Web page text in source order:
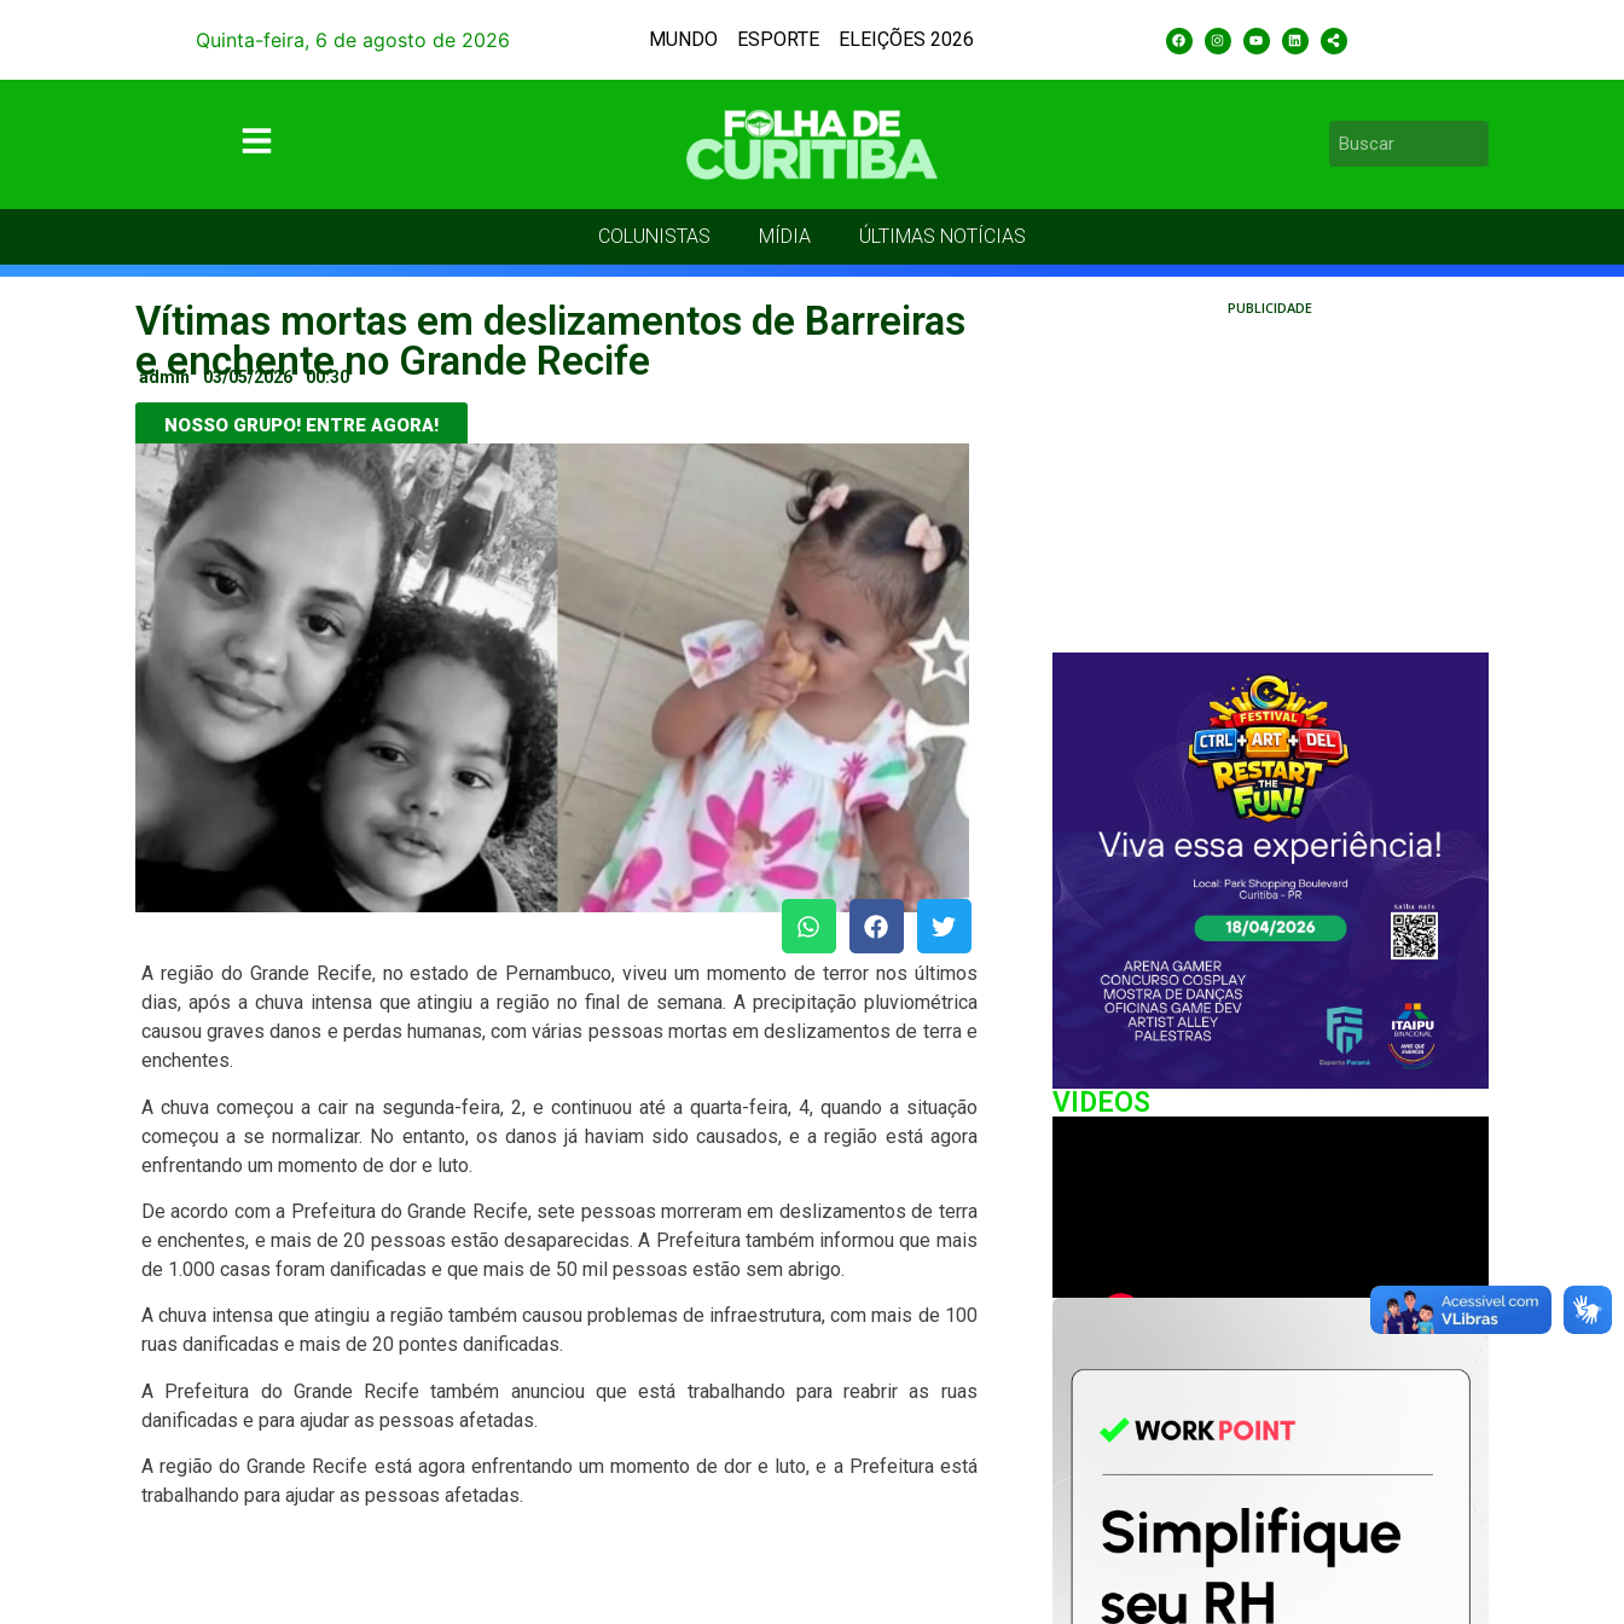
Quinta-feira, 6 de agosto de 2026 MUNDO ESPORTE ELEIÇÕES 2026
COLUNISTAS MÍDIA ÚLTIMAS NOTÍCIAS
Vítimas mortas em deslizamentos de Barreiras
e enchente no Grande Recife
admin 03/05/2026 00:30
NOSSO GRUPO! ENTRE AGORA!
A região do Grande Recife, no estado de Pernambuco, viveu um momento de terror nos últimos
dias, após a chuva intensa que atingiu a região no final de semana. A precipitação pluviométrica
causou graves danos e perdas humanas, com várias pessoas mortas em deslizamentos de terra e
enchentes.
A chuva começou a cair na segunda-feira, 2, e continuou até a quarta-feira, 4, quando a situação
começou a se normalizar. No entanto, os danos já haviam sido causados, e a região está agora
enfrentando um momento de dor e luto.
De acordo com a Prefeitura do Grande Recife, sete pessoas morreram em deslizamentos de terra
e enchentes, e mais de 20 pessoas estão desaparecidas. A Prefeitura também informou que mais
de 1.000 casas foram danificadas e que mais de 50 mil pessoas estão sem abrigo.
A chuva intensa que atingiu a região também causou problemas de infraestrutura, com mais de 100
ruas danificadas e mais de 20 pontes danificadas.
A Prefeitura do Grande Recife também anunciou que está trabalhando para reabrir as ruas
danificadas e para ajudar as pessoas afetadas.
A região do Grande Recife está agora enfrentando um momento de dor e luto, e a Prefeitura está
trabalhando para ajudar as pessoas afetadas.
PUBLICIDADE
VIDEOS